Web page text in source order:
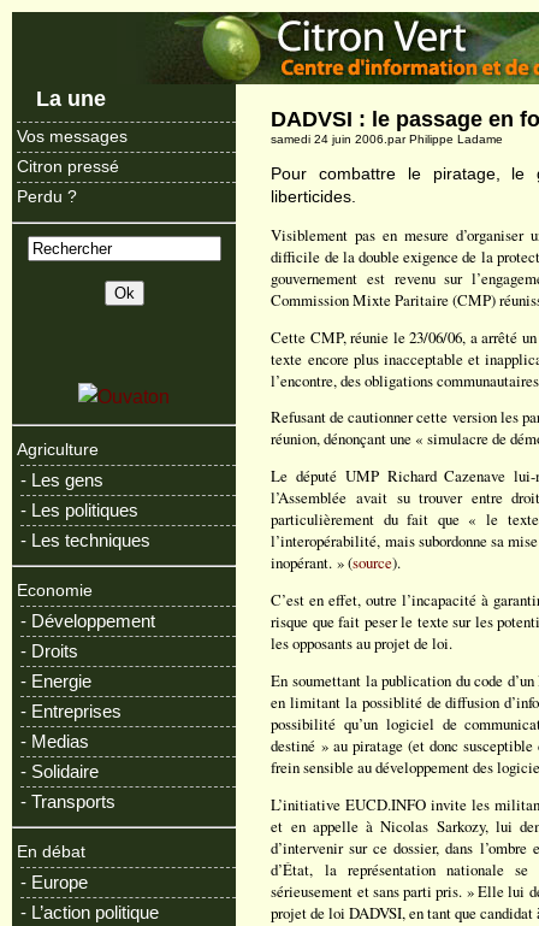
La une
Vos messages
Citron pressé
Perdu ?
Agriculture
- Les gens
- Les politiques
- Les techniques
Economie
- Développement
- Droits
- Energie
- Entreprises
- Medias
- Solidaire
- Transports
En débat
- Europe
- L’action politique
DADVSI : le passage en
samedi 24 juin 2006.par Philippe Ladame
Pour combattre le piratage, le
liberticides.
Visiblement pas en mesure
difficile de la double exigence de la
gouvernement est revenu sur
Commission Mixte Paritaire (CMP)
Cette CMP, réunie le 23/06/06, a arrêté
texte encore plus inacceptable et
l’encontre, des obligations
Refusant de cautionner cette version les
réunion, dénonçant une « simulacre de
Le député UMP Richard Cazenave
l’Assemblée avait su trouver entre
particulièrement du fait que « le
l’interopérabilité, mais subordonne sa
inopérant. » (source).
C’est en effet, outre l’incapacité à
risque que fait peser le texte sur les
les opposants au projet de loi.
En soumettant la publication du code
en limitant la possiblité de diffusion
possibilité qu’un logiciel de
destiné » au piratage (et donc
frein sensible au développement des
L’initiative EUCD.INFO invite les
et en appelle à Nicolas Sarkozy, lui
d’intervenir sur ce dossier, dans
d’État, la représentation nationale
sérieusement et sans parti pris. » Elle lui
projet de loi DADVSI, en tant que